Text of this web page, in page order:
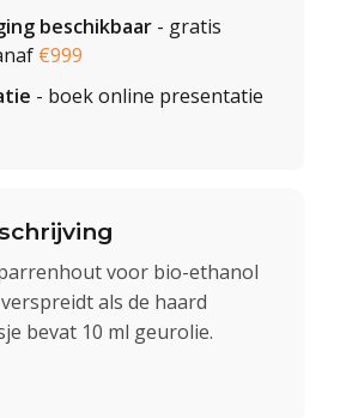
beschikbaar - gratis
€999
- boek online presentatie
voor bio-ethanol
als de haard
bevat 10 ml geurolie.